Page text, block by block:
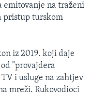
emitovanje na traženi
pristup turskom
iz 2019. koji daje
"provajdera
i usluge na zahtjev
mreži. Rukovodioci